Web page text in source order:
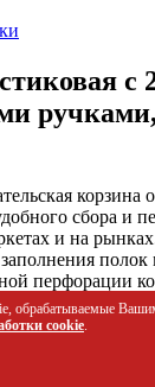
с
корзина
сбора и
и на
перфорации
при
обрабатываемые
cookie.